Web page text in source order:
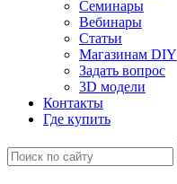
Семинары
Вебинары
Статьи
Магазинам DIY
Задать вопрос
3D модели
Контакты
Где купить